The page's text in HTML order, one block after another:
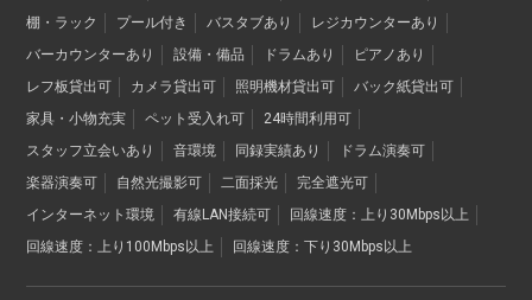
棚・ラック
プール付き バスタブあり
レジカウンターあり
バーカウンターあり
設備・備品 ドラムあり
ピアノあり
レフ板貸出可
カメラ貸出可 照明機材貸出可
バック紙貸出可
家具・小物充実
ペット受入れ可
24時間利用可
スタッフ立会いあり
音環境 同録実績あり
ドラム演奏可
楽器演奏可
自然光撮影可 二面採光
完全遮光可
インターネット環境
有線LAN接続可
回線速度：上り30Mbps以上
回線速度：上り100Mbps以上
回線速度：下り30Mbps以上